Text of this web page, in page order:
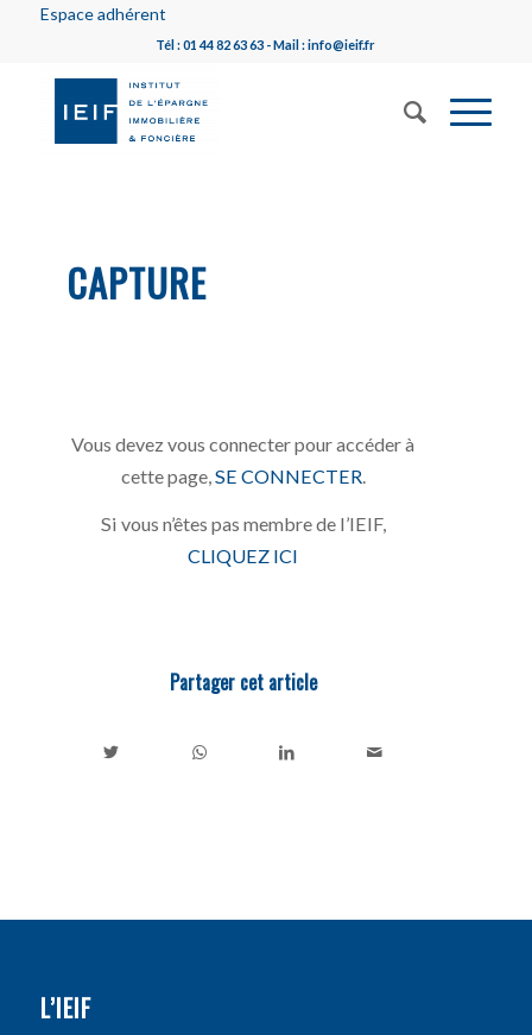
Espace adhérent
Tél : 01 44 82 63 63 - Mail : info@ieif.fr
CAPTURE
Vous devez vous connecter pour accéder à
cette page, SE CONNECTER
Si vous n’êtes pas membre de l’IEIF,
CLIQUEZ ICI
Partager cet article
L’IEIF